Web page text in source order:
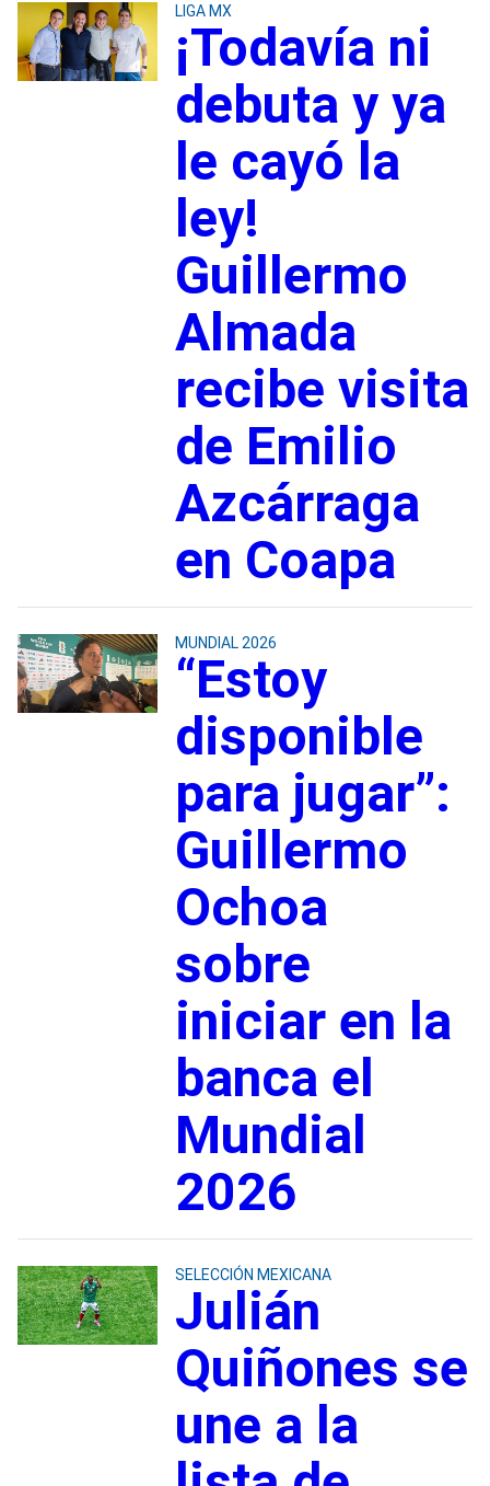
LIGA MX
¡Todavía ni
debuta y ya
le cayó la
ley!
Guillermo
Almada
recibe visita
de Emilio
Azcárraga
en Coapa
MUNDIAL 2026
“Estoy
disponible
para jugar”:
Guillermo
Ochoa
sobre
iniciar en la
banca el
Mundial
2026
SELECCIÓN MEXICANA
Julián
Quiñones se
une a la